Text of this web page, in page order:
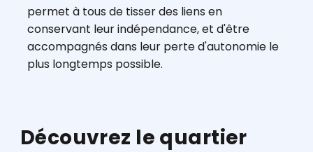
permet à tous de tisser des liens en
conservant leur indépendance, et d'être
accompagnés dans leur perte d'autonomie le
plus longtemps possible.
Découvrez le quartier